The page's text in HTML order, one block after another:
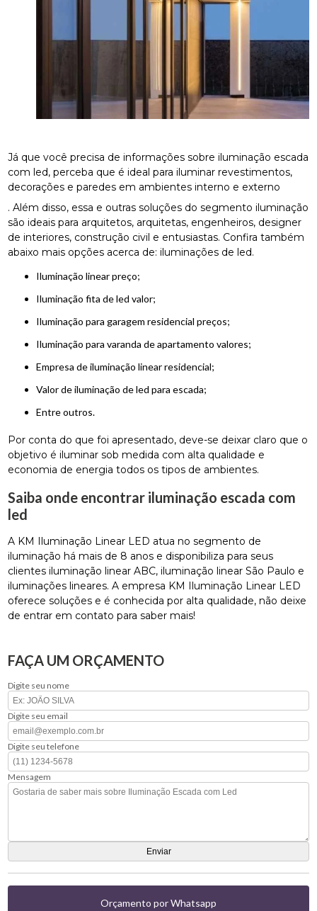
Já que você precisa de informações sobre iluminação escada
com led, perceba que é ideal para iluminar revestimentos,
decorações e paredes em ambientes interno e externo
. Além disso, essa e outras soluções do segmento iluminação
são ideais para arquitetos, arquitetas, engenheiros, designer
de interiores, construção civil e entusiastas. Confira também
abaixo mais opções acerca de: iluminações de led.
iluminação linear preço;
iluminação fita de led valor;
iluminação para garagem residencial preços;
iluminação para varanda de apartamento valores;
empresa de iluminação linear residencial;
valor de iluminação de led para escada;
entre outros.
Por conta do que foi apresentado, deve-se deixar claro que o
objetivo é iluminar sob medida com alta qualidade e
economia de energia todos os tipos de ambientes.
Saiba onde encontrar iluminação escada com
led
A KM Iluminação Linear LED atua no segmento de
iluminação há mais de 8 anos e disponibiliza para seus
clientes iluminação linear ABC, iluminação linear São Paulo e
iluminações lineares. A empresa KM Iluminação Linear LED
oferece soluções e é conhecida por alta qualidade, não deixe
de entrar em contato para saber mais!
FAÇA UM ORÇAMENTO
Digite seu nome
Digite seu email
Digite seu telefone
Mensagem
Orçamento por Whatsapp